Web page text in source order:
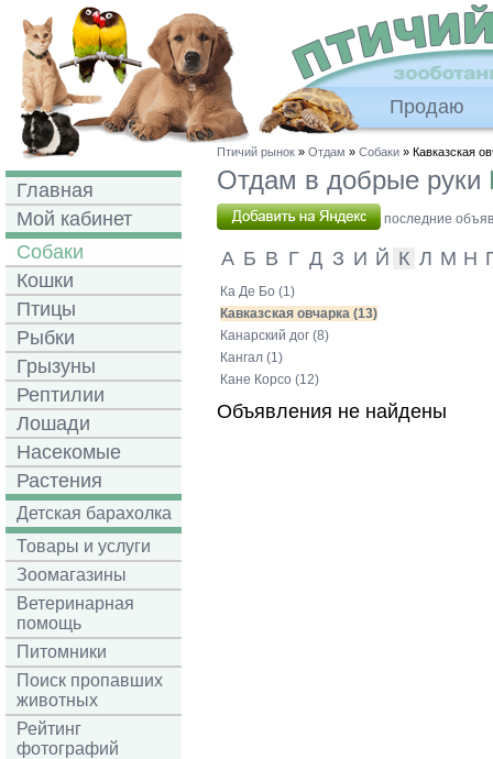
Продаю
Главная
Мой кабинет
Собаки
Кошки
Птицы
Рыбки
Грызуны
Рептилии
Лошади
Насекомые
Растения
Детская барахолка
Товары и услуги
Зоомагазины
Ветеринарная
помощь
Питомники
Поиск пропавших
животных
Рейтинг
фотографий
Птичий рынок » Отдам » Собаки » Кавказская
Отдам в добрые руки
последние
А Б В Г Д З И Й К Л М Н
Ка Де Бо (1)
Кавказская овчарка (13)
Канарский дог (8)
Кангал (1)
Кане Корсо (12)
Объявления не найдены